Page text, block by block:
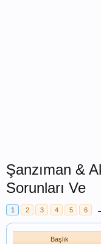
Şanzıman &
Sorunları Ve
1 2 3 4 5 6
Başlık